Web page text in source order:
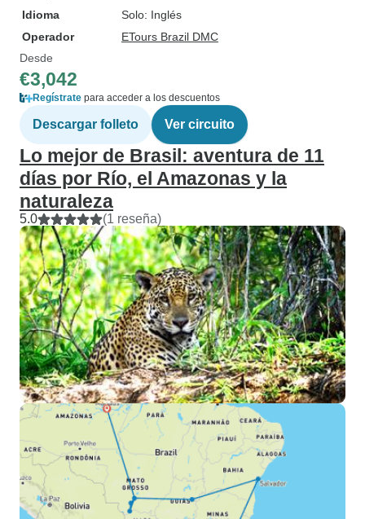
Idioma
Solo: Inglés
Operador
ETours Brazil DMC
Desde
€3,042
Regístrate para acceder a los descuentos
Descargar folleto Ver circuito
Lo mejor de Brasil: aventura de 11
días por Río, el Amazonas y la
naturaleza
5.0 (1 reseña)